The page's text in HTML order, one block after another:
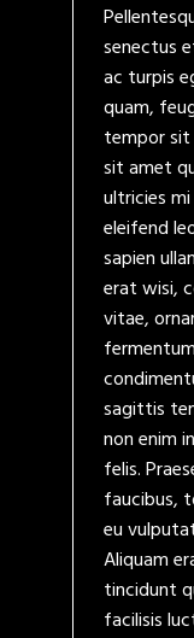
senectus
ac turpis
quam,
tempor sit
sit amet
ultricies
eleifend
sapien
erat wisi,
vitae,
sagittis
non enim
felis.
faucibus,
eu
Aliquam
tincidunt
facilisis